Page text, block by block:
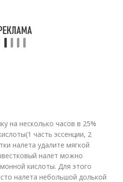
на несколько часов в 25%
часть эссенции, 2
налета удалите мягкой
налет можно
кислоты. Для этого
налета небольшой долькой